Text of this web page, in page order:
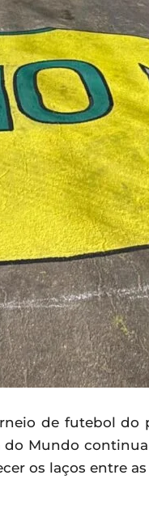
de futebol do
do Mundo
os laços entre